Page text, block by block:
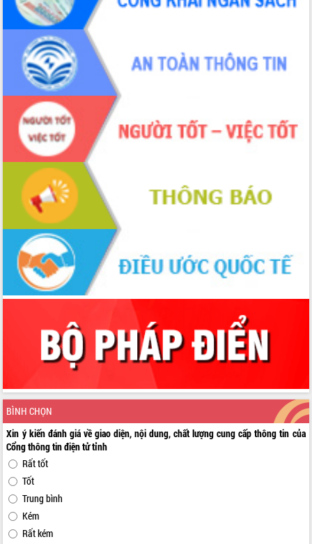
BÌNH CHỌN
Xin ý kiến đánh giá về giao diện, nội dung, chất lượng cung cấp thông tin của
Cổng thông tin điện tử tỉnh
Rất tốt
Tốt
Trung bình
Kém
Rất kém